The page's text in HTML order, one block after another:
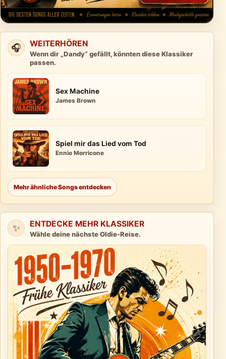
🎧 WEITERHÖREN
Wenn dir „Dandy“ gefällt, könnten diese Klassiker
passen.
Sex Machine
James Brown
Spiel mir das Lied vom Tod
Ennio Morricone
Mehr ähnliche Songs entdecken
✨ ENTDECKE MEHR KLASSIKER
Wähle deine nächste Oldie-Reise.